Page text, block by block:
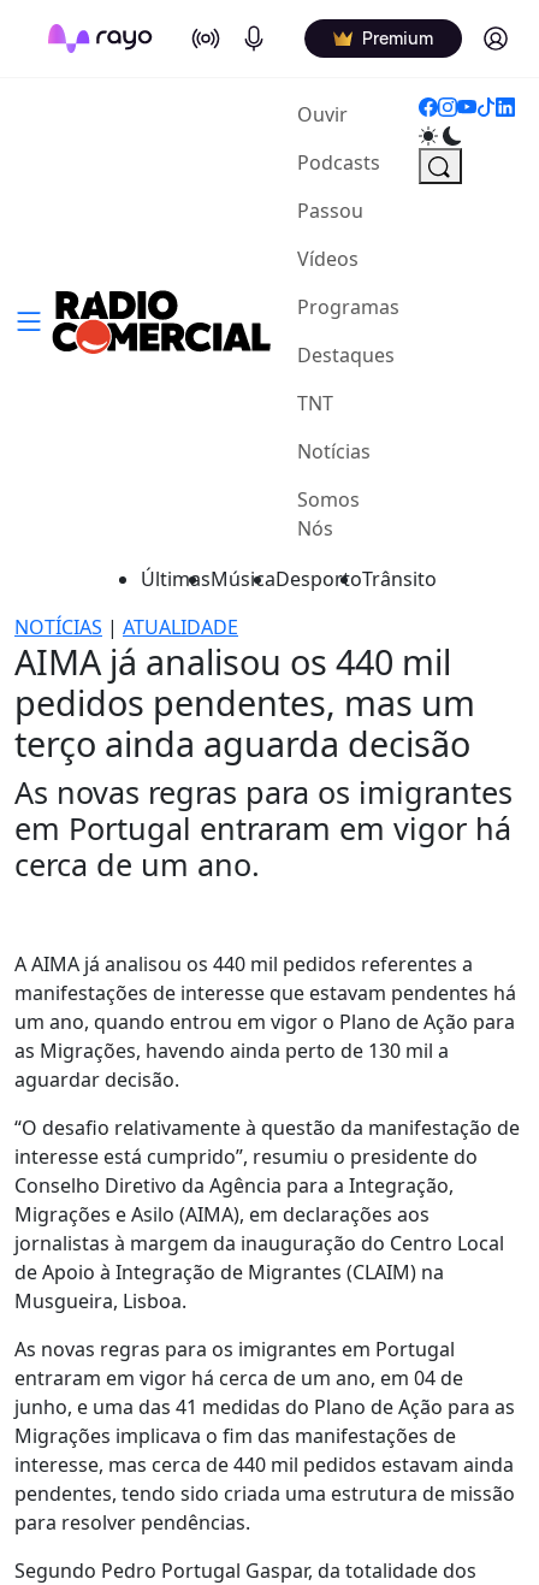
On Air Podcasts Premium Log in
Ouvir(current)
Podcasts
Passou
Vídeos
Programas
Destaques
TNT
Notícias
Somos
Nós
ÚltimasMúsicaDesportoTrânsito
NOTÍCIAS | ATUALIDADE
AIMA já analisou os 440 mil
pedidos pendentes, mas um
terço ainda aguarda decisão
As novas regras para os imigrantes
em Portugal entraram em vigor há
cerca de um ano.
A AIMA já analisou os 440 mil pedidos referentes a
manifestações de interesse que estavam pendentes há
um ano, quando entrou em vigor o Plano de Ação para
as Migrações, havendo ainda perto de 130 mil a
aguardar decisão.
“O desafio relativamente à questão da manifestação de
interesse está cumprido”, resumiu o presidente do
Conselho Diretivo da Agência para a Integração,
Migrações e Asilo (AIMA), em declarações aos
jornalistas à margem da inauguração do Centro Local
de Apoio à Integração de Migrantes (CLAIM) na
Musgueira, Lisboa.
As novas regras para os imigrantes em Portugal
entraram em vigor há cerca de um ano, em 04 de
junho, e uma das 41 medidas do Plano de Ação para as
Migrações implicava o fim das manifestações de
interesse, mas cerca de 440 mil pedidos estavam ainda
pendentes, tendo sido criada uma estrutura de missão
para resolver pendências.
Segundo Pedro Portugal Gaspar, da totalidade dos